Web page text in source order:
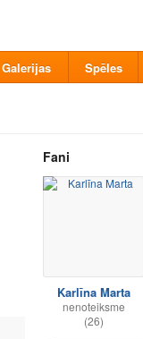
Galerijas Spēles
Fani
Karlīna Marta
nenoteiksme
(26)